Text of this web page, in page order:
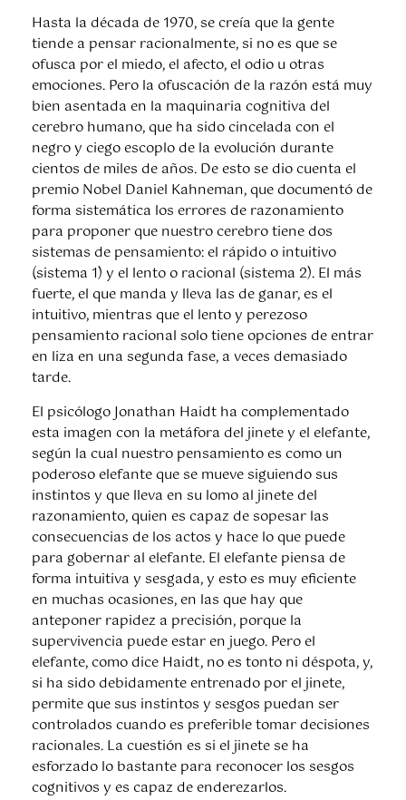
Hasta la década de 1970, se creía que la gente
tiende a pensar racionalmente, si no es que se
ofusca por el miedo, el afecto, el odio u otras
emociones. Pero la ofuscación de la razón está muy
bien asentada en la maquinaria cognitiva del
cerebro humano, que ha sido cincelada con el
negro y ciego escoplo de la evolución durante
cientos de miles de años. De esto se dio cuenta el
premio Nobel Daniel Kahneman, que documentó de
forma sistemática los errores de razonamiento
para proponer que nuestro cerebro tiene dos
sistemas de pensamiento: el rápido o intuitivo
(sistema 1) y el lento o racional (sistema 2). El más
fuerte, el que manda y lleva las de ganar, es el
intuitivo, mientras que el lento y perezoso
pensamiento racional solo tiene opciones de entrar
en liza en una segunda fase, a veces demasiado
tarde.
El psicólogo Jonathan Haidt ha complementado
esta imagen con la metáfora del jinete y el elefante,
según la cual nuestro pensamiento es como un
poderoso elefante que se mueve siguiendo sus
instintos y que lleva en su lomo al jinete del
razonamiento, quien es capaz de sopesar las
consecuencias de los actos y hace lo que puede
para gobernar al elefante. El elefante piensa de
forma intuitiva y sesgada, y esto es muy eficiente
en muchas ocasiones, en las que hay que
anteponer rapidez a precisión, porque la
supervivencia puede estar en juego. Pero el
elefante, como dice Haidt, no es tonto ni déspota, y,
si ha sido debidamente entrenado por el jinete,
permite que sus instintos y sesgos puedan ser
controlados cuando es preferible tomar decisiones
racionales. La cuestión es si el jinete se ha
esforzado lo bastante para reconocer los sesgos
cognitivos y es capaz de enderezarlos.